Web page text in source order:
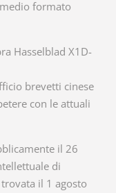
formato
Hasselblad X1D-
brevetti cinese
con le attuali
il 26
di
il 1 agosto